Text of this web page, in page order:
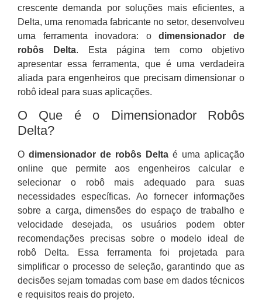
crescente demanda por soluções mais eficientes, a
Delta, uma renomada fabricante no setor, desenvolveu
uma ferramenta inovadora: odimensionador de
robôs Delta. Esta página tem como objetivo
apresentar essa ferramenta, que é uma verdadeira
aliada para engenheiros que precisam dimensionar o
robô ideal para suas aplicações.
O Que é o Dimensionador Robôs
Delta?
O dimensionador de robôs Delta é uma aplicação
online que permite aos engenheiros calcular e
selecionar o robô mais adequado para suas
necessidades específicas. Ao fornecer informações
sobre a carga, dimensões do espaço de trabalho e
velocidade desejada, os usuários podem obter
recomendações precisas sobre o modelo ideal de
robô Delta. Essa ferramenta foi projetada para
simplificar o processo de seleção, garantindo que as
decisões sejam tomadas com base em dados técnicos
e requisitos reais do projeto.